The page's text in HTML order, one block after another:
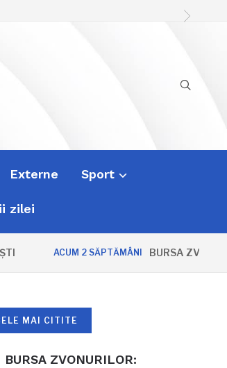
Externe Sport
zilei
ACUM 2 SĂPTĂMÂNI BURSA
MAI CITITE
BURSA ZVONURILOR: